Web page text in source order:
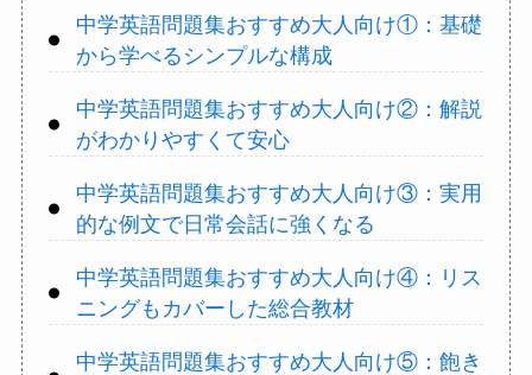
中学英語問題集おすすめ大人向け①：基礎
から学べるシンプルな構成
中学英語問題集おすすめ大人向け②：解説
がわかりやすくて安心
中学英語問題集おすすめ大人向け③：実用
的な例文で日常会話に強くなる
中学英語問題集おすすめ大人向け④：リス
ニングもカバーした総合教材
中学英語問題集おすすめ大人向け⑤：飽き